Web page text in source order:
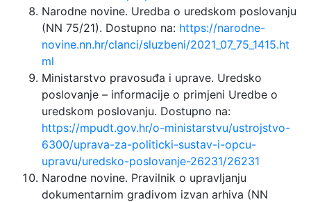
Narodne novine. Uredba o uredskom poslovanju
(NN 75/21). Dostupno na: https://narodne-
novine.nn.hr/clanci/sluzbeni/2021_07_75_1415.ht
ml
Ministarstvo pravosuđa i uprave. Uredsko
poslovanje – informacije o primjeni Uredbe o
uredskom poslovanju. Dostupno na:
https://mpudt.gov.hr/o-ministarstvu/ustrojstvo-
6300/uprava-za-politicki-sustav-i-opcu-
upravu/uredsko-poslovanje-26231/26231
Narodne novine. Pravilnik o upravljanju
dokumentarnim gradivom izvan arhiva (NN